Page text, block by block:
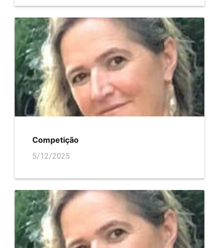
Competição
5/12/2025